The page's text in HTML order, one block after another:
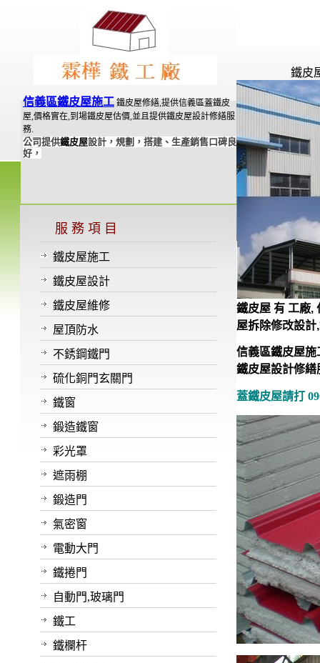
鐵皮
信義區鐵皮屋施工 鐵皮屋修繕,提供信義區蓋鐵皮
屋,價格實在,到場鐵皮屋估價,並且提供鐵皮屋設計修繕服
務.
公司提供鐵皮屋設計，規劃，搭建、生產銷售口碑良
好，
服 務 項 目
鐵皮屋施工
鐵皮屋設計
鐵皮屋維修
屋頂防水
不銹鋼鐵門
硫化銅門玄關門
鐵窗
鍛造鐵窗
彩光罩
遮雨棚
鍛造門
氣密窗
電動大門
鐵捲門
自動門,玻璃門
鐵工
鐵欄杆
鐵皮屋 有 工廠,
屋拆除修改設計
信義區鐵皮屋施
鐵皮屋設計修繕
蓋鐵皮屋請打